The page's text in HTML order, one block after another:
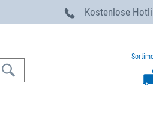
Kostenlose